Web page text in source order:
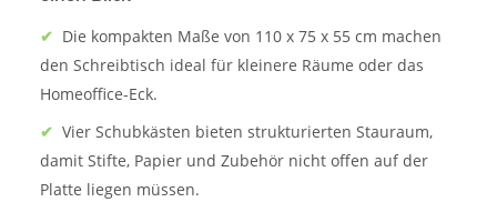
✔ Die kompakten Maße von 110 x 75 x 55 cm machen
den Schreibtisch ideal für kleinere Räume oder das
Homeoffice-Eck.
✔ Vier Schubkästen bieten strukturierten Stauraum,
damit Stifte, Papier und Zubehör nicht offen auf der
Platte liegen müssen.